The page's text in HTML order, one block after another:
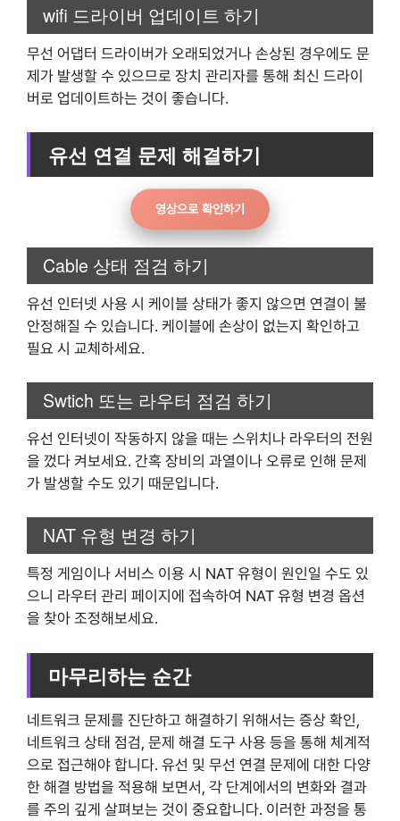
wifi 드라이버 업데이트 하기
무선 어댑터 드라이버가 오래되었거나 손상된 경우에도 문
제가 발생할 수 있으므로 장치 관리자를 통해 최신 드라이
버로 업데이트하는 것이 좋습니다.
유선 연결 문제 해결하기
영상으로 확인하기
Cable 상태 점검 하기
유선 인터넷 사용 시 케이블 상태가 좋지 않으면 연결이 불
안정해질 수 있습니다. 케이블에 손상이 없는지 확인하고
필요 시 교체하세요.
Swtich 또는 라우터 점검 하기
유선 인터넷이 작동하지 않을 때는 스위치나 라우터의 전원
을 껐다 켜보세요. 간혹 장비의 과열이나 오류로 인해 문제
가 발생할 수도 있기 때문입니다.
NAT 유형 변경 하기
특정 게임이나 서비스 이용 시 NAT 유형이 원인일 수도 있
으니 라우터 관리 페이지에 접속하여 NAT 유형 변경 옵션
을 찾아 조정해보세요.
마무리하는 순간
네트워크 문제를 진단하고 해결하기 위해서는 증상 확인,
네트워크 상태 점검, 문제 해결 도구 사용 등을 통해 체계적
으로 접근해야 합니다. 유선 및 무선 연결 문제에 대한 다양
한 해결 방법을 적용해 보면서, 각 단계에서의 변화와 결과
를 주의 깊게 살펴보는 것이 중요합니다. 이러한 과정을 통